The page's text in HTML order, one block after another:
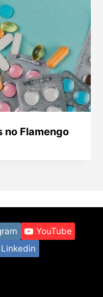
no Flamengo
YouTube
Linkedin